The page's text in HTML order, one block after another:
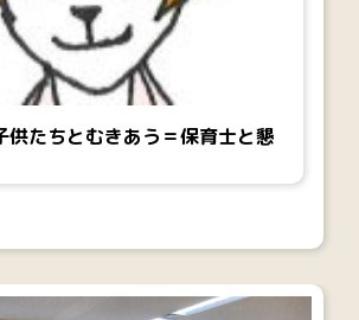
供たちとむきあう＝保育士と懇